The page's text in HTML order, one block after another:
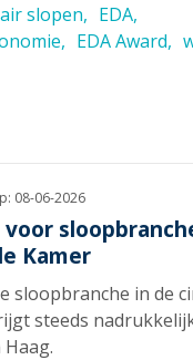
slopen
EDA
EDA Award
08-06-2026
Kamer
sloopbranche in de
steeds